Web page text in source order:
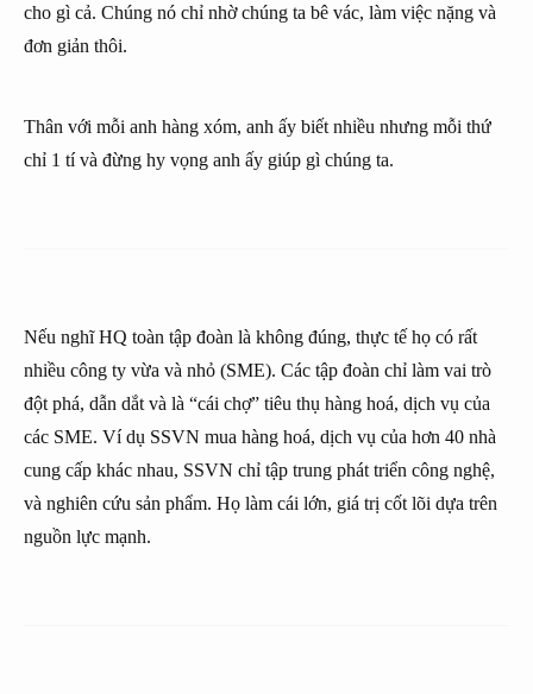
cho gì cả. Chúng nó chỉ nhờ chúng ta bê vác, làm việc nặng và
đơn giản thôi.
Thân với mỗi anh hàng xóm, anh ấy biết nhiều nhưng mỗi thứ
chỉ 1 tí và đừng hy vọng anh ấy giúp gì chúng ta.
Nếu nghĩ HQ toàn tập đoàn là không đúng, thực tế họ có rất
nhiều công ty vừa và nhỏ (SME). Các tập đoàn chỉ làm vai trò
đột phá, dẫn dắt và là “cái chợ” tiêu thụ hàng hoá, dịch vụ của
các SME. Ví dụ SSVN mua hàng hoá, dịch vụ của hơn 40 nhà
cung cấp khác nhau, SSVN chỉ tập trung phát triển công nghệ,
và nghiên cứu sản phẩm. Họ làm cái lớn, giá trị cốt lõi dựa trên
nguồn lực mạnh.